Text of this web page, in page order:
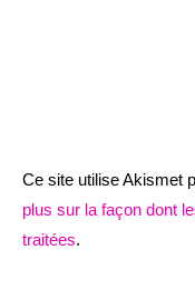
Ce site utilise Akismet
plus sur la façon dont
traitées.